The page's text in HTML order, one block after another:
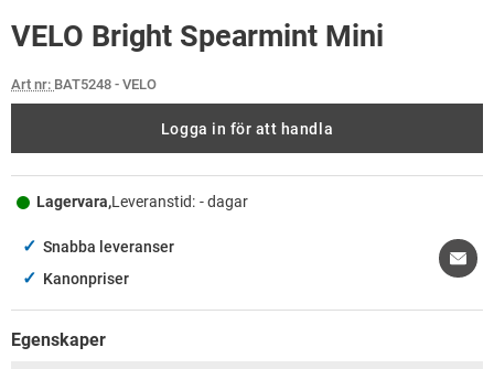
VELO Bright Spearmint Mini
Art nr: BAT5248 - VELO
Logga in för att handla
Lagervara,Leveranstid: - dagar
✓ Snabba leveranser
✓ Kanonpriser
Egenskaper